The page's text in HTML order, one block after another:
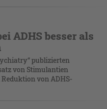
ADHS besser als
publizierten
von Stimulantien
von ADHS-